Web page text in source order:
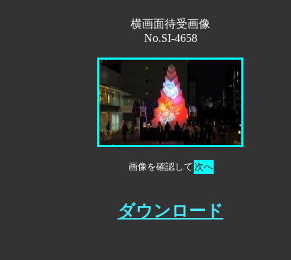
横画面待受画像
No.SI-4658
画像を確認して 次へ
ダウンロード